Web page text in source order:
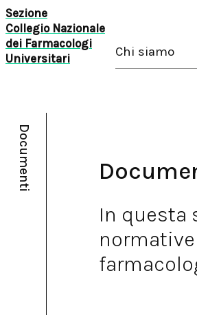
Sezione
Collegio Nazionale
dei Farmacologi
Universitari
Chi siamo
Documenti
In questa